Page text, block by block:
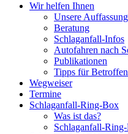
Wir helfen Ihnen
Unsere Auffassung
Beratung
Schlaganfall-Infos
Autofahren nach
Publikationen
Tipps für
Wegweiser
Termine
Schlaganfall-Ring-Box
Was ist das?
Schlaganfall-